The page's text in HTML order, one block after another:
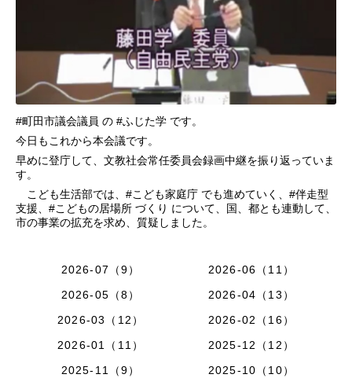
#町田市議会議員 の #ふじた学 です。
今日もこれから本会議です。
早めに登庁して、文教社会常任委員会録画中継を振り返っていま
す。
こども生活部では、#こども家庭庁 でも進めていく、#伴走型
支援、#こどもの居場所 づくり について、国、都とも連動して、
市の事業の拡充を求め、質疑しました。
2026-07（9）
2026-06（11）
2026-05（8）
2026-04（13）
2026-03（12）
2026-02（16）
2026-01（11）
2025-12（12）
2025-11（9）
2025-10（10）